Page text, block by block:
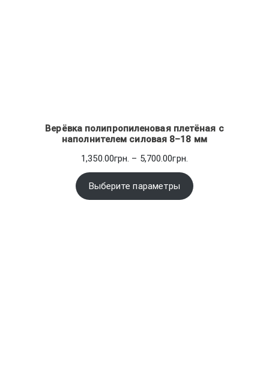
Верёвка полипропиленовая плетёная с
наполнителем силовая 8–18 мм
1,350.00грн. – 5,700.00грн.
1,350.00грн.
–
Выберите параметры